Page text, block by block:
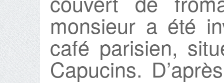
monsieur a été
café parisien,
Capucins.